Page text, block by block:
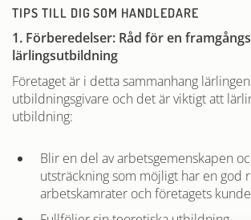
TIPS TILL DIG SOM HANDLEDARE
1. Förberedelser: Råd för en
lärlingsutbildning
Företaget är i detta sammanhang
utbildningsgivare och det är viktigt att
utbildning:
Blir en del av arbetsgemenskapen
utsträckning som möjligt har en god
arbetskamrater och företagets